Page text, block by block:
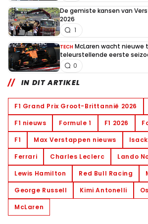
De gemiste kansen van
2026
1
TECH McLaren wacht nieuwe
teleurstellende eerste
0
IN DIT ARTIKEL
F1 Grand Prix Groot-Brittannië 2026
F1 nieuws
Formule 1 F1 2026
F1
Max Verstappen nieuws
Ferrari
Charles Leclerc
Lando
Lewis Hamilton
Red Bull Racing
George Russell
Kimi Antonelli
McLaren